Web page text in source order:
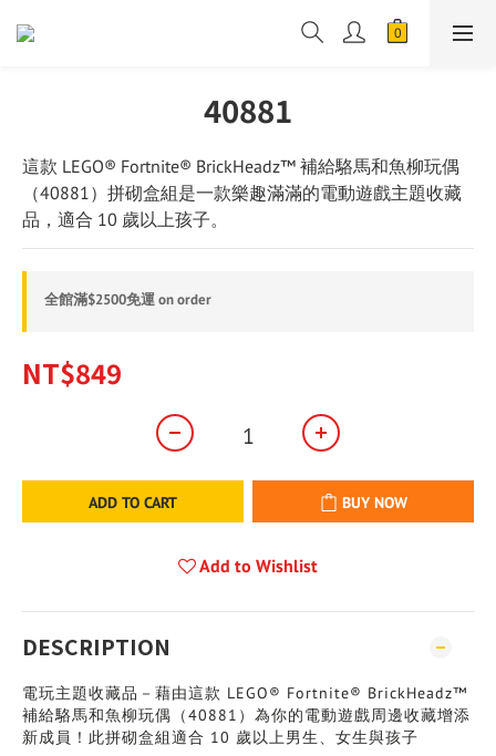
40881
這款 LEGO® Fortnite® BrickHeadz™ 補給駱馬和魚柳玩偶
（40881）拼砌盒組是一款樂趣滿滿的電動遊戲主題收藏
品，適合 10 歲以上孩子。
全館滿$2500免運 on order
NT$849
ADD TO CART BUY NOW
Add to Wishlist
DESCRIPTION
電玩主題收藏品－藉由這款 LEGO® Fortnite® BrickHeadz™
補給駱馬和魚柳玩偶（40881）為你的電動遊戲周邊收藏增添
新成員！此拼砌盒組適合 10 歲以上男生、女生與孩子